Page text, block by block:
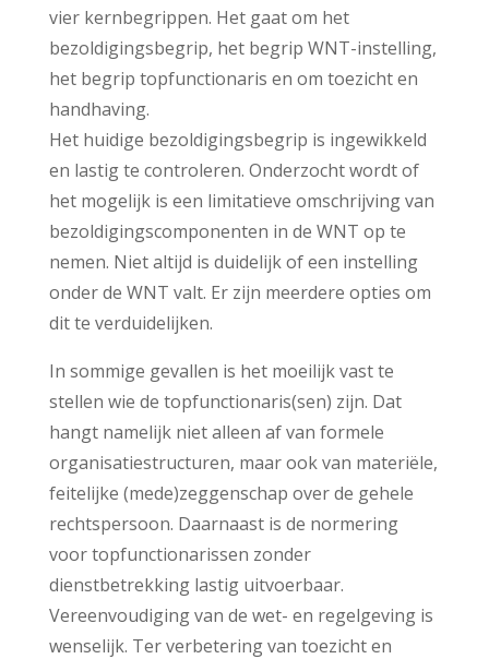
vier kernbegrippen. Het gaat om het
bezoldigingsbegrip, het begrip WNT-instelling,
het begrip topfunctionaris en om toezicht en
handhaving.
Het huidige bezoldigingsbegrip is ingewikkeld
en lastig te controleren. Onderzocht wordt of
het mogelijk is een limitatieve omschrijving van
bezoldigingscomponenten in de WNT op te
nemen. Niet altijd is duidelijk of een instelling
onder de WNT valt. Er zijn meerdere opties om
dit te verduidelijken.
In sommige gevallen is het moeilijk vast te
stellen wie de topfunctionaris(sen) zijn. Dat
hangt namelijk niet alleen af van formele
organisatiestructuren, maar ook van materiële,
feitelijke (mede)zeggenschap over de gehele
rechtspersoon. Daarnaast is de normering
voor topfunctionarissen zonder
dienstbetrekking lastig uitvoerbaar.
Vereenvoudiging van de wet- en regelgeving is
wenselijk. Ter verbetering van toezicht en